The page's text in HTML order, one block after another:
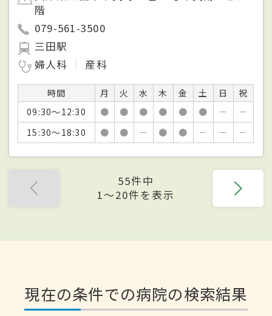
階
079-561-3500
三田駅
婦人科
産科
時間 月 火 水 木 金 土 日
祝
09:30～12:30
● ● ● ● ● ● －
－
15:30～18:30
● ● － ● ● － － －
55件中
1〜20件を表示
現在の条件での病院の検索結果